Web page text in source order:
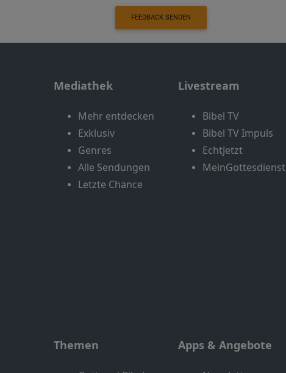
FEEDBACK SENDEN
Mediathek
Mehr entdecken
Exklusiv
Genres
Alle Sendungen
Letzte Chance
Livestream
Bibel TV
Bibel TV Impuls
EchtJetzt
MeinGottesdienst
Themen Apps & Angebote